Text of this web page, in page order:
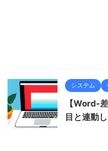
システム
【Word-
目と連動